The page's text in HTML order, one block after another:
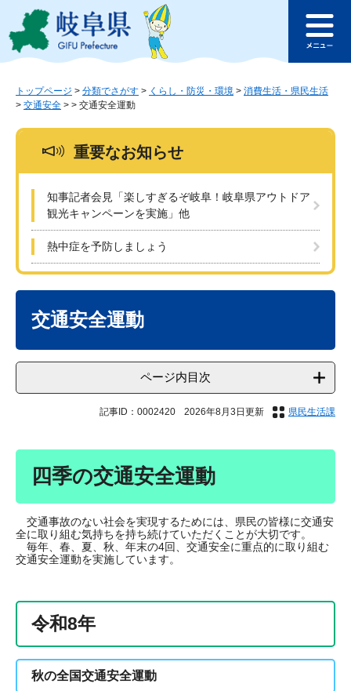
ジ
ュ
このページの本文へ
ュ
トップページ > 分類でさがす > くらし・防災・環境 > 消費生活・県民生活
> 交通安全 > > 交通安全運動
重要なお知らせ
知事記者会見「楽しすぎるぞ岐阜！岐阜県アウトドア
観光キャンペーンを実施」他
熱中症を予防しましょう
交通安全運動
ページ内目次
記事ID：0002420 2026年8月3日更新 県民生活課
四季の交通安全運動
交通事故のない社会を実現するためには、県民の皆様に交通安
全に取り組む気持ちを持ち続けていただくことが大切です。
毎年、春、夏、秋、年末の4回、交通安全に重点的に取り組む
交通安全運動を実施しています。
令和8年
秋の全国交通安全運動